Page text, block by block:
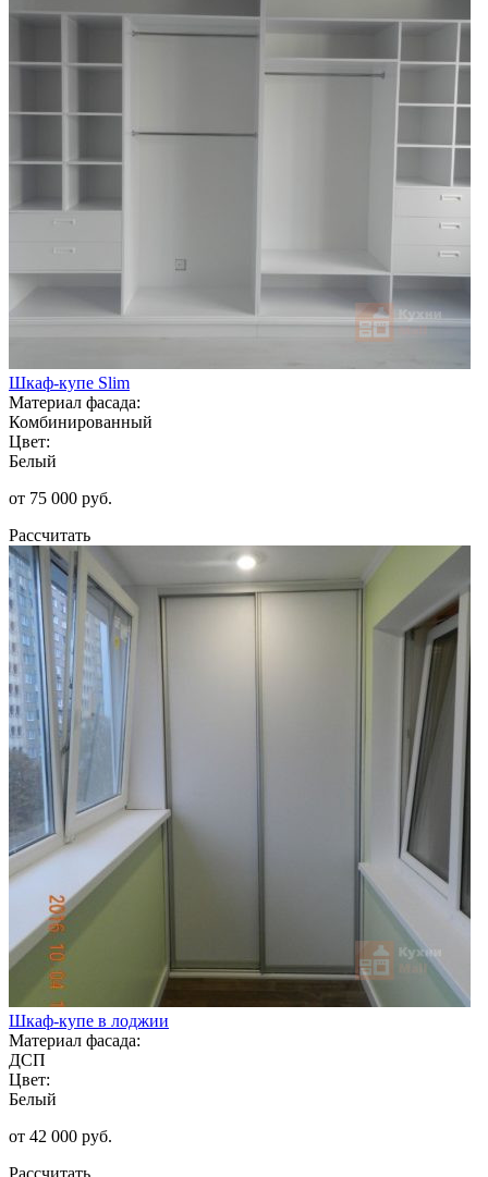
Шкаф-купе Slim
Материал фасада:
Комбинированный
Цвет:
Белый
от 75 000 руб.
Рассчитать
Шкаф-купе в лоджии
Материал фасада:
ДСП
Цвет:
Белый
от 42 000 руб.
Рассчитать